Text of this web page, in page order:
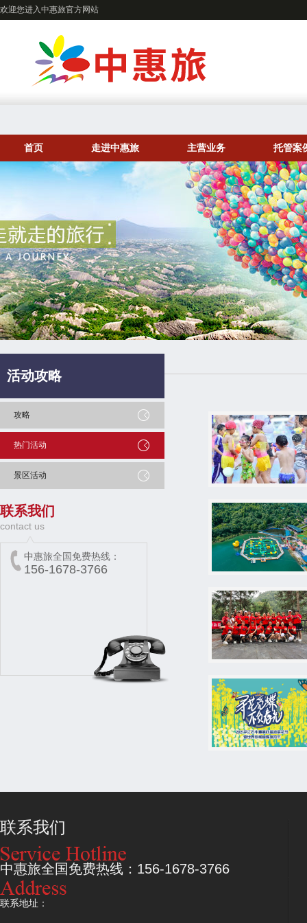
欢迎您进入中惠旅官方网站
首页 走进中惠旅 主营业务 托管案
活动攻略
攻略
热门活动
景区活动
联系我们
contact us
中惠旅全国免费热线：
156-1678-3766
联系我们
中惠旅全国免费热线：156-1678-3766
联系地址：